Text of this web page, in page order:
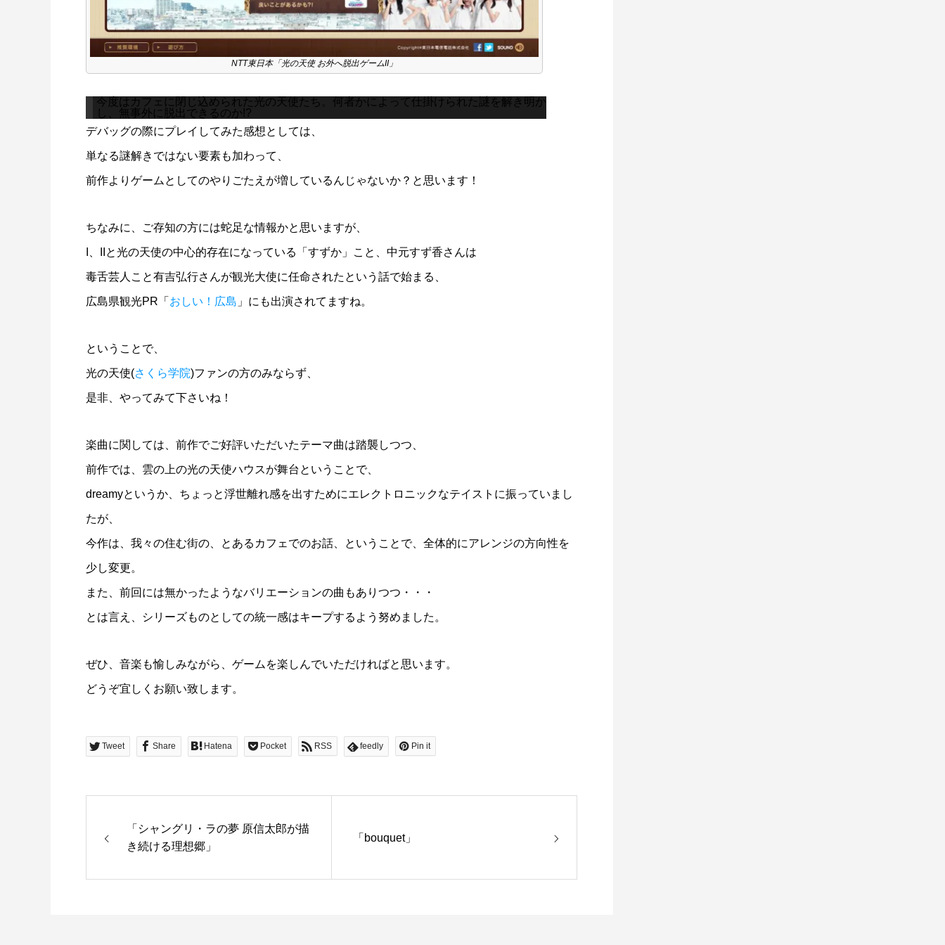
NTT東日本「光の天使 お外へ脱出ゲームII」
今度はカフェに閉じ込められた光の天使たち。何者かによって仕掛けられた謎を解き明か
し、無事外に脱出できるのか!?
デバッグの際にプレイしてみた感想としては、
単なる謎解きではない要素も加わって、
前作よりゲームとしてのやりごたえが増しているんじゃないか？と思います！
ちなみに、ご存知の方には蛇足な情報かと思いますが、
I、IIと光の天使の中心的存在になっている「すずか」こと、中元すず香さんは
毒舌芸人こと有吉弘行さんが観光大使に任命されたという話で始まる、
広島県観光PR「 おしい！広島 」にも出演されてますね。
ということで、
光の天使(さくら学院)ファンの方のみならず、
是非、やってみて下さいね！
楽曲に関しては、前作でご好評いただいたテーマ曲は踏襲しつつ、
前作では、雲の上の光の天使ハウスが舞台ということで、
dreamyというか、ちょっと浮世離れ感を出すためにエレクトロニックなテイストに振っていまし
たが、
今作は、我々の住む街の、とあるカフェでのお話、ということで、全体的にアレンジの方向性を
少し変更。
また、前回には無かったようなバリエーションの曲もありつつ・・・
とは言え、シリーズものとしての統一感はキープするよう努めました。
ぜひ、音楽も愉しみながら、ゲームを楽しんでいただければと思います。
どうぞ宜しくお願い致します。
Tweet Share Hatena Pocket RSS feedly Pin it
「シャングリ・ラの夢 原信太郎が描
き続ける理想郷」
「bouquet」